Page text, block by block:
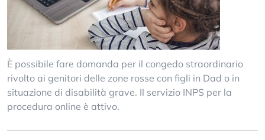
È possibile fare domanda per il congedo straordinario
rivolto ai genitori delle zone rosse con figli in Dad o in
situazione di disabilità grave. Il servizio INPS per la
procedura online è attivo.